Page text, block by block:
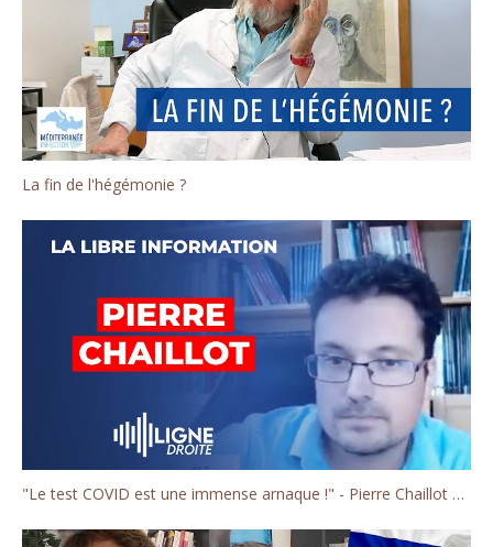
La fin de l'hégémonie ?
"Le test COVID est une immense arnaque !" - Pierre Chaillot de la chaîne Décoder l'éco